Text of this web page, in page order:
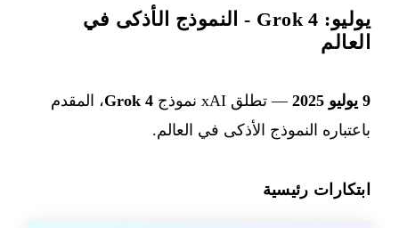
يوليو: Grok 4 - النموذج الأذكى في
العالم
9 يوليو 2025 — تطلق xAI نموذج Grok 4، المقدم
باعتباره النموذج الأذكى في العالم.
ابتكارات رئيسية